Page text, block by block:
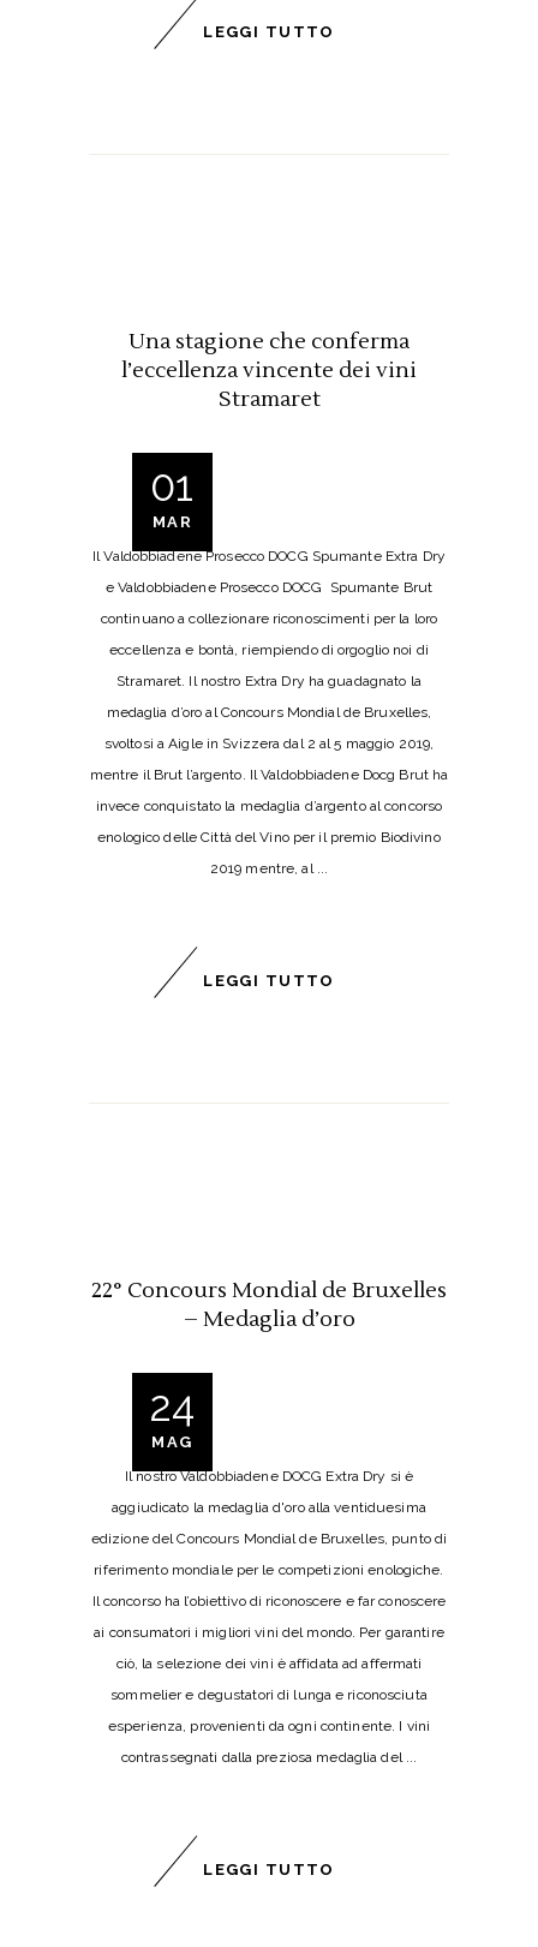
LEGGI TUTTO
Una stagione che conferma
l’eccellenza vincente dei vini
Stramaret
01
MAR
Il Valdobbiadene Prosecco DOCG Spumante Extra Dry
e Valdobbiadene Prosecco DOCG Spumante Brut
continuano a collezionare riconoscimenti per la loro
eccellenza e bontà, riempiendo di orgoglio noi di
Stramaret. Il nostro Extra Dry ha guadagnato la
medaglia d’oro al Concours Mondial de Bruxelles,
svoltosi a Aigle in Svizzera dal 2 al 5 maggio 2019,
mentre il Brut l’argento. Il Valdobbiadene Docg Brut ha
invece conquistato la medaglia d’argento al concorso
enologico delle Città del Vino per il premio Biodivino
2019 mentre, al
LEGGI TUTTO
22° Concours Mondial de Bruxelles
– Medaglia d’oro
24
MAG
Il nostro Valdobbiadene DOCG Extra Dry si è
aggiudicato la medaglia d'oro alla ventiduesima
edizione del Concours Mondial de Bruxelles, punto di
riferimento mondiale per le competizioni enologiche.
Il concorso ha l’obiettivo di riconoscere e far conoscere
ai consumatori i migliori vini del mondo. Per garantire
ciò, la selezione dei vini è affidata ad affermati
sommelier e degustatori di lunga e riconosciuta
esperienza, provenienti da ogni continente. I vini
contrassegnati dalla preziosa medaglia del
LEGGI TUTTO